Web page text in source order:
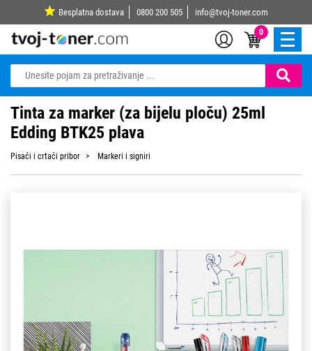
Besplatna dostava 0800 200 505 info@tvoj-toner.com
0
Tinta za marker (za bijelu ploču) 25ml
Edding BTK25 plava
Pisaći i crtaći pribor Markeri i signiri